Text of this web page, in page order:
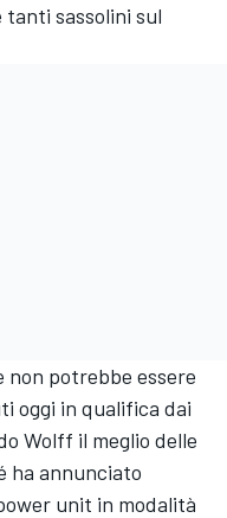
tanti sassolini sul
non potrebbe essere
oggi in qualifica dai
Wolff il meglio delle
ha annunciato
unit in modalità